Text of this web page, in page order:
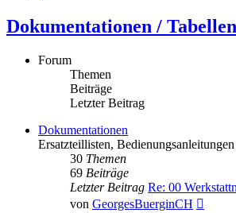
Dokumentationen /
Forum
Themen
Beiträge
Letzter Beitrag
Dokumentationen
Ersatzteillisten, Bedienungsanleitungen
30 Themen
69 Beiträge
Letzter Beitrag Re: 00
von GeorgesBuerginCH